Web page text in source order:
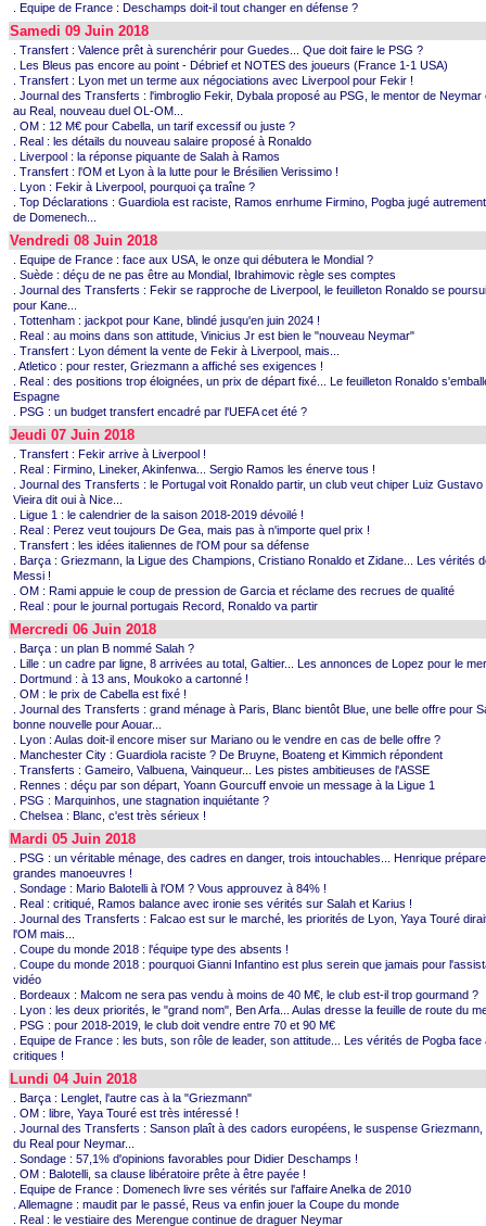
. Equipe de France : Deschamps doit-il tout changer en défense ?
Samedi 09 Juin 2018
. Transfert : Valence prêt à surenchérir pour Guedes... Que doit faire le PSG ?
. Les Bleus pas encore au point - Débrief et NOTES des joueurs (France 1-1 USA)
. Transfert : Lyon met un terme aux négociations avec Liverpool pour Fekir !
. Journal des Transferts : l'imbroglio Fekir, Dybala proposé au PSG, le mentor de Neymar
au Real, nouveau duel OL-OM...
. OM : 12 M€ pour Cabella, un tarif excessif ou juste ?
. Real : les détails du nouveau salaire proposé à Ronaldo
. Liverpool : la réponse piquante de Salah à Ramos
. Transfert : l'OM et Lyon à la lutte pour le Brésilien Verissimo !
. Lyon : Fekir à Liverpool, pourquoi ça traîne ?
. Top Déclarations : Guardiola est raciste, Ramos enrhume Firmino, Pogba jugé
de Domenech...
Vendredi 08 Juin 2018
. Equipe de France : face aux USA, le onze qui débutera le Mondial ?
. Suède : déçu de ne pas être au Mondial, Ibrahimovic règle ses comptes
. Journal des Transferts : Fekir se rapproche de Liverpool, le feuilleton Ronaldo se
pour Kane...
. Tottenham : jackpot pour Kane, blindé jusqu'en juin 2024 !
. Real : au moins dans son attitude, Vinicius Jr est bien le "nouveau Neymar"
. Transfert : Lyon dément la vente de Fekir à Liverpool, mais...
. Atletico : pour rester, Griezmann a affiché ses exigences !
. Real : des positions trop éloignées, un prix de départ fixé... Le feuilleton Ronaldo
Espagne
. PSG : un budget transfert encadré par l'UEFA cet été ?
Jeudi 07 Juin 2018
. Transfert : Fekir arrive à Liverpool !
. Real : Firmino, Lineker, Akinfenwa... Sergio Ramos les énerve tous !
. Journal des Transferts : le Portugal voit Ronaldo partir, un club veut chiper Luiz Gustavo
Vieira dit oui à Nice...
. Ligue 1 : le calendrier de la saison 2018-2019 dévoilé !
. Real : Perez veut toujours De Gea, mais pas à n'importe quel prix !
. Transfert : les idées italiennes de l'OM pour sa défense
. Barça : Griezmann, la Ligue des Champions, Cristiano Ronaldo et Zidane... Les vérités
Messi !
. OM : Rami appuie le coup de pression de Garcia et réclame des recrues de qualité
. Real : pour le journal portugais Record, Ronaldo va partir
Mercredi 06 Juin 2018
. Barça : un plan B nommé Salah ?
. Lille : un cadre par ligne, 8 arrivées au total, Galtier... Les annonces de Lopez pour le
. Dortmund : à 13 ans, Moukoko a cartonné !
. OM : le prix de Cabella est fixé !
. Journal des Transferts : grand ménage à Paris, Blanc bientôt Blue, une belle offre pour
bonne nouvelle pour Aouar...
. Lyon : Aulas doit-il encore miser sur Mariano ou le vendre en cas de belle offre ?
. Manchester City : Guardiola raciste ? De Bruyne, Boateng et Kimmich répondent
. Transferts : Gameiro, Valbuena, Vainqueur... Les pistes ambitieuses de l'ASSE
. Rennes : déçu par son départ, Yoann Gourcuff envoie un message à la Ligue 1
. PSG : Marquinhos, une stagnation inquiétante ?
. Chelsea : Blanc, c'est très sérieux !
Mardi 05 Juin 2018
. PSG : un véritable ménage, des cadres en danger, trois intouchables... Henrique
grandes manoeuvres !
. Sondage : Mario Balotelli à l'OM ? Vous approuvez à 84% !
. Real : critiqué, Ramos balance avec ironie ses vérités sur Salah et Karius !
. Journal des Transferts : Falcao est sur le marché, les priorités de Lyon, Yaya Touré
l'OM mais...
. Coupe du monde 2018 : l'équipe type des absents !
. Coupe du monde 2018 : pourquoi Gianni Infantino est plus serein que jamais pour
vidéo
. Bordeaux : Malcom ne sera pas vendu à moins de 40 M€, le club est-il trop gourmand ?
. Lyon : les deux priorités, le "grand nom", Ben Arfa... Aulas dresse la feuille de route du
. PSG : pour 2018-2019, le club doit vendre entre 70 et 90 M€
. Equipe de France : les buts, son rôle de leader, son attitude... Les vérités de Pogba face
critiques !
Lundi 04 Juin 2018
. Barça : Lenglet, l'autre cas à la "Griezmann"
. OM : libre, Yaya Touré est très intéressé !
. Journal des Transferts : Sanson plaît à des cadors européens, le suspense Griezmann,
du Real pour Neymar...
. Sondage : 57,1% d'opinions favorables pour Didier Deschamps !
. OM : Balotelli, sa clause libératoire prête à être payée !
. Equipe de France : Domenech livre ses vérités sur l'affaire Anelka de 2010
. Allemagne : maudit par le passé, Reus va enfin jouer la Coupe du monde
. Real : le vestiaire des Merengue continue de draguer Neymar